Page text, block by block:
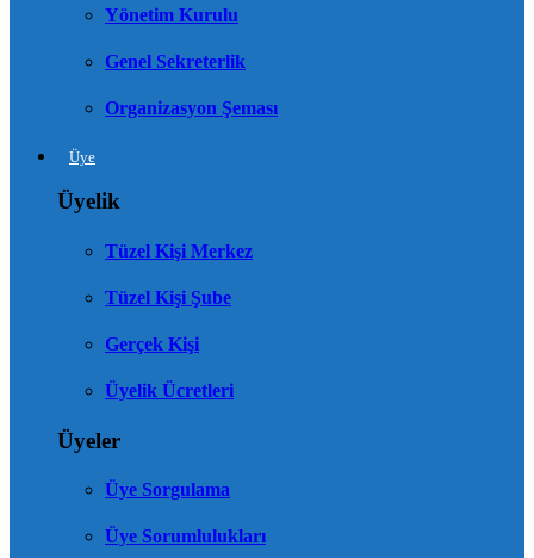
Yönetim Kurulu
Genel Sekreterlik
Organizasyon Şeması
Üye
Üyelik
Tüzel Kişi Merkez
Tüzel Kişi Şube
Gerçek Kişi
Üyelik Ücretleri
Üyeler
Üye Sorgulama
Üye Sorumlulukları